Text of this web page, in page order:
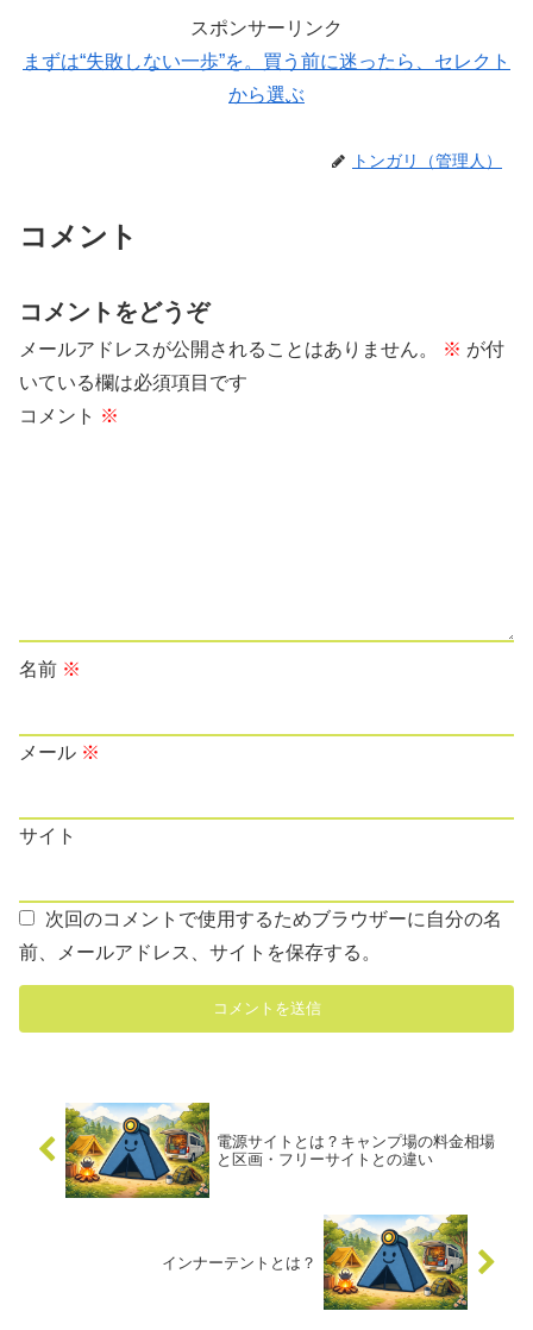
スポンサーリンク
まずは“失敗しない一歩”を。買う前に迷ったら、セレクト
から選ぶ
トンガリ（管理人）
コメント
コメントをどうぞ
メールアドレスが公開されることはありません。 ※ が付
いている欄は必須項目です
コメント ※
名前 ※
メール ※
サイト
次回のコメントで使用するためブラウザーに自分の名
前、メールアドレス、サイトを保存する。
電源サイトとは？キャンプ場の料金相場
と区画・フリーサイトとの違い
インナーテントとは？